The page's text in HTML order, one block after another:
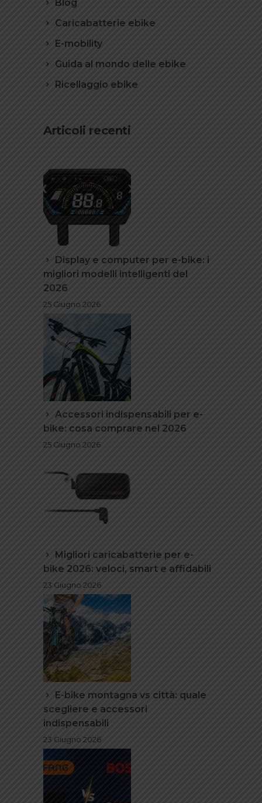
Blog
Caricabatterie ebike
E-mobility
Guida al mondo delle ebike
Ricellaggio ebike
Articoli recenti
Display e computer per e-bike: i
migliori modelli intelligenti del
2026
25 Giugno 2026
Accessori indispensabili per e-
bike: cosa comprare nel 2026
25 Giugno 2026
Migliori caricabatterie per e-
bike 2026: veloci, smart e affidabili
23 Giugno 2026
E-bike montagna vs città: quale
scegliere e accessori
indispensabili
23 Giugno 2026